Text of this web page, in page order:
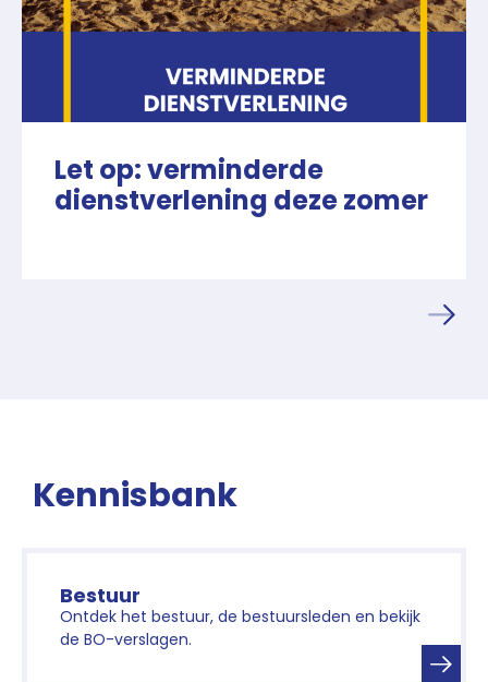
Let op: verminderde
dienstverlening deze zomer
Kennisbank
Bestuur
Ontdek het bestuur, de bestuursleden en bekijk
de BO-verslagen.